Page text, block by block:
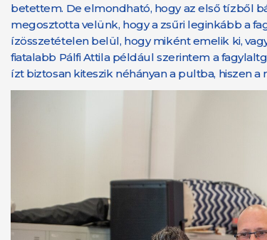
betettem. De elmondható, hogy az első tízből
megosztotta velünk, hogy a zsűri leginkább a
ízösszetételen belül, hogy miként emelik ki,
fiatalabb Pálfi Attila például szerintem a
ízt biztosan kiteszik néhányan a pultba, hiszen